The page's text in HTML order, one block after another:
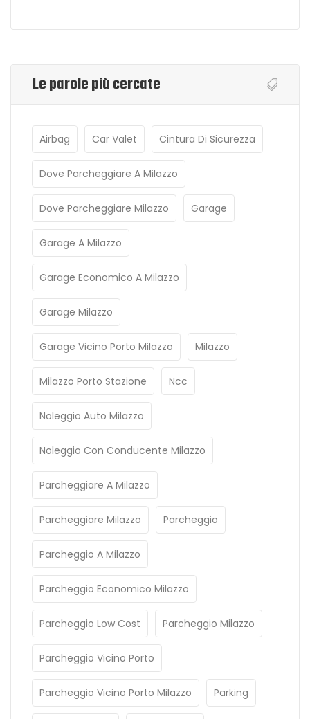
Le parole più cercate
Airbag Car Valet Cintura Di Sicurezza
Dove Parcheggiare A Milazzo
Dove Parcheggiare Milazzo Garage
Garage A Milazzo
Garage Economico A Milazzo
Garage Milazzo
Garage Vicino Porto Milazzo Milazzo
Milazzo Porto Stazione Ncc
Noleggio Auto Milazzo
Noleggio Con Conducente Milazzo
Parcheggiare A Milazzo
Parcheggiare Milazzo Parcheggio
Parcheggio A Milazzo
Parcheggio Economico Milazzo
Parcheggio Low Cost Parcheggio Milazzo
Parcheggio Vicino Porto
Parcheggio Vicino Porto Milazzo Parking